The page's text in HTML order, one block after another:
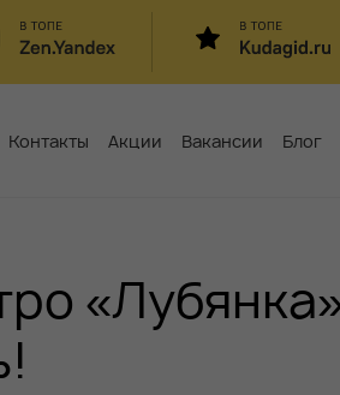
Контакты Акции Вакансии Блог